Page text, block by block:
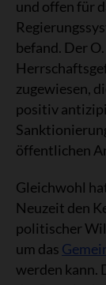
und offen für
befand. Der
zugewiesen,
positiv
öffentlichen
Gleichwohl
Neuzeit den
politischer
um das
werden kann.